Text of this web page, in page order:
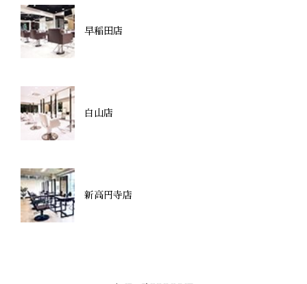
早稲田店
白山店
新高円寺店